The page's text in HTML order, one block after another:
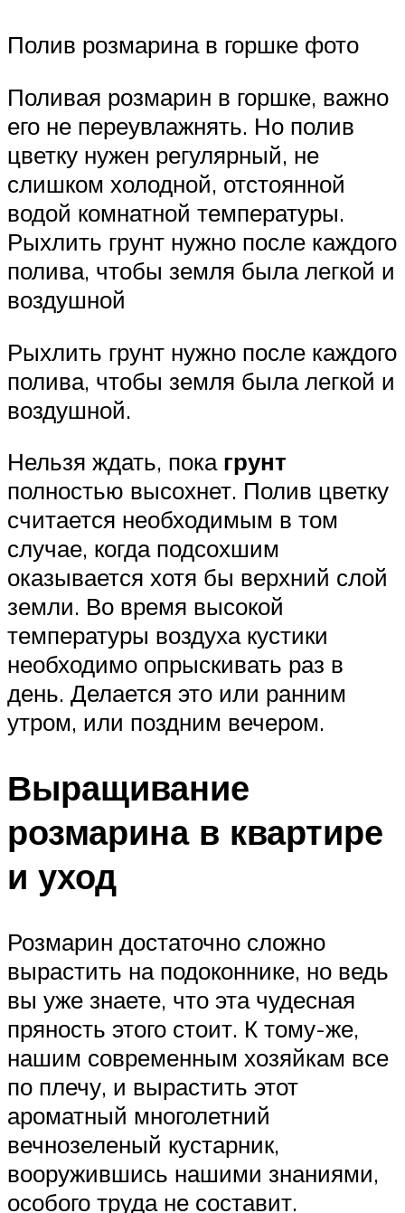
Полив розмарина в горшке фото
Поливая розмарин в горшке, важно
его не переувлажнять. Но полив
цветку нужен регулярный, не
слишком холодной, отстоянной
водой комнатной температуры.
Рыхлить грунт нужно после каждого
полива, чтобы земля была легкой и
воздушной
Рыхлить грунт нужно после каждого
полива, чтобы земля была легкой и
воздушной.
Нельзя ждать, пока грунт
полностью высохнет. Полив цветку
считается необходимым в том
случае, когда подсохшим
оказывается хотя бы верхний слой
земли. Во время высокой
температуры воздуха кустики
необходимо опрыскивать раз в
день. Делается это или ранним
утром, или поздним вечером.
Выращивание
розмарина в квартире
и уход
Розмарин достаточно сложно
вырастить на подоконнике, но ведь
вы уже знаете, что эта чудесная
пряность этого стоит. К тому-же,
нашим современным хозяйкам все
по плечу, и вырастить этот
ароматный многолетний
вечнозеленый кустарник,
вооружившись нашими знаниями,
особого труда не составит.